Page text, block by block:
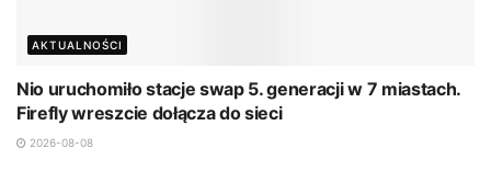
AKTUALNOŚCI
Nio uruchomiło stacje swap 5. generacji w 7 miastach.
Firefly wreszcie dołącza do sieci
2026-08-08